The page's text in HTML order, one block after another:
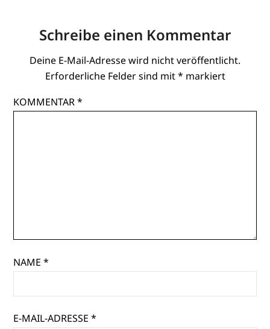
Schreibe einen Kommentar
Deine E-Mail-Adresse wird nicht veröffentlicht.
Erforderliche Felder sind mit* markiert
KOMMENTAR*
NAME*
E-MAIL-ADRESSE*